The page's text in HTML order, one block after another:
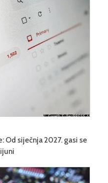
Od siječnja 2027. gasi se